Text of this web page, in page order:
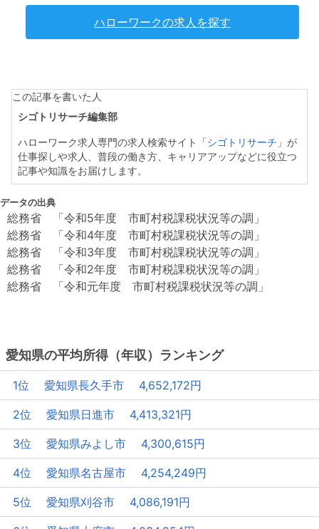
ハローワークの求人を探す
この記事を書いた人
シゴトリサーチ編集部
ハローワーク求人専門の求人検索サイト「 シゴトリサーチ 」が
仕事探しや求人、普段の働き方、キャリアアップなどに役立つ
記事や知識をお届けします。
データの出典
総務省 「令和5年度 市町村税課税状況等の調」
総務省 「令和4年度 市町村税課税状況等の調」
総務省 「令和3年度 市町村税課税状況等の調」
総務省 「令和2年度 市町村税課税状況等の調」
総務省 「令和元年度 市町村税課税状況等の調」
愛知県の平均所得（年収）ランキング
1位 愛知県長久手市 4,652,172円
2位 愛知県日進市 4,413,321円
3位 愛知県みよし市 4,300,615円
4位 愛知県名古屋市 4,254,249円
5位 愛知県刈谷市 4,086,191円